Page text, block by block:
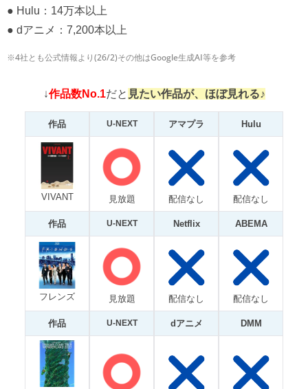
● Hulu：14万本以上
● dアニメ：7,200本以上
※4社とも公式情報より(26/2)その他はGoogle生成AI等を参考
↓作品数No.1だと 見たい作品が、ほぼ見れる♪
作品 U-NEXT アマプラ Hulu
VIVANT 見放題 配信なし 配信なし
作品 U-NEXT Netflix ABEMA
フレンズ 見放題 配信なし 配信なし
作品 U-NEXT dアニメ DMM